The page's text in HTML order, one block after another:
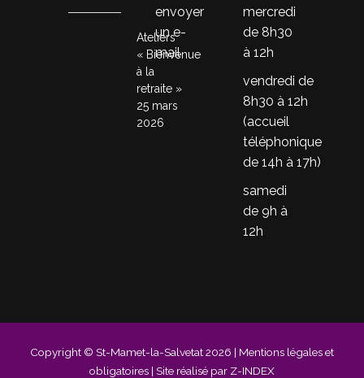
Ateliers
« Bienvenue
à la
retraite »
25 mars
2026
envoyer
un e-
mail
mercredi
de 8h30
à 12h
vendredi de
8h30 à 12h
(accueil
téléphonique
de 14h à 17h)
samedi
de 9h à
12h
Copyright © St-Mamet-la-Salvetat 2026 | Mentions légales et
obligatoires | Site réalisé par Z-INDEX